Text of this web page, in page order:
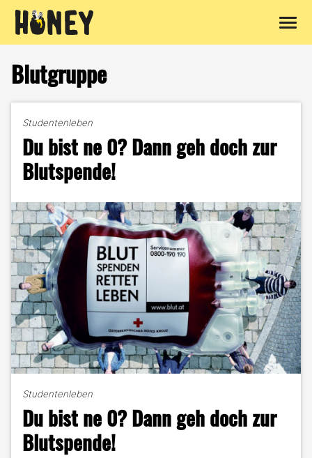
Inhalt
springen
Blutgruppe
Studentenleben
Du bist ne 0? Dann geh doch zur
Blutspende!
Studentenleben
Du bist ne 0? Dann geh doch zur
Blutspende!